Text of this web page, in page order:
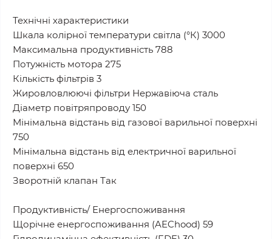
Технічні характеристики
Шкала колірної температури світла (°К) 3000
Максимальна продуктивність 788
Потужність мотора 275
Кількість фільтрів 3
Жировловлюючі фільтри Нержавіюча сталь
Діаметр повітряпроводу 150
Мінімальна відстань від газової варильної поверхні
750
Мінімальна відстань від електричної варильної
поверхні 650
Зворотній клапан Так
Продуктивність/ Енергоспоживання
Щорічне енергоспоживання (AEChood) 59